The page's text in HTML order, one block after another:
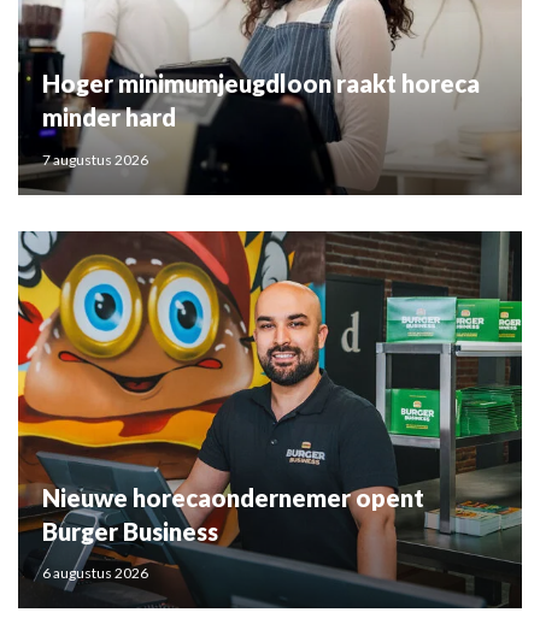
Hoger minimumjeugdloon raakt horeca
minder hard
7 augustus 2026
Nieuwe horecaondernemer opent
Burger Business
6 augustus 2026